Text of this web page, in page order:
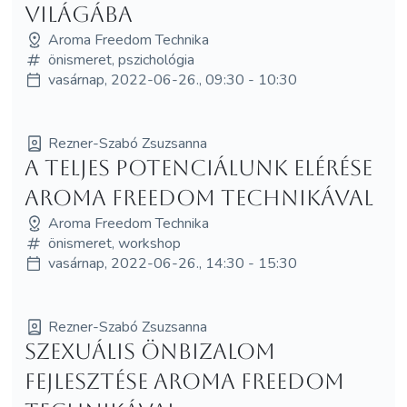
világába
Aroma Freedom Technika
önismeret, pszichológia
vasárnap, 2022-06-26., 09:30 - 10:30
Rezner-Szabó Zsuzsanna
A teljes potenciálunk elérése
Aroma Freedom Technikával
Aroma Freedom Technika
önismeret, workshop
vasárnap, 2022-06-26., 14:30 - 15:30
Rezner-Szabó Zsuzsanna
Szexuális önbizalom
fejlesztése Aroma Freedom